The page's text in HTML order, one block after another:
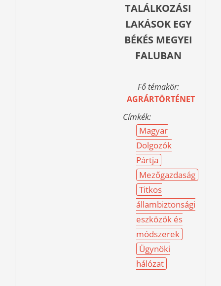
TALÁLKOZÁSI
LAKÁSOK EGY
BÉKÉS MEGYEI
FALUBAN
Fő témakör:
AGRÁRTÖRTÉNET
Címkék:
Magyar
Dolgozók
Pártja
Mezőgazdaság
Titkos
állambiztonsági
eszközök és
módszerek
Ügynöki
hálózat